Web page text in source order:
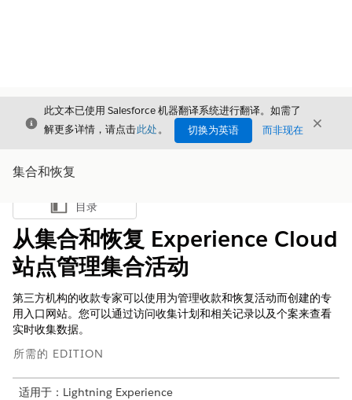
关闭
此文本已使用 Salesforce 机器翻译系统进行翻译。如需了
解更多详情，请点击此处。 切换为英语 而非现在 关闭
集合和恢复
显示目录
目录
从集合和恢复 Experience Cloud
站点管理集合活动
第三方机构的收款专家可以使用为管理收款和恢复活动而创建的专
用入口网站。您可以通过访问收集计划和相关记录以及个案来查看
实时收集数据。
所需的 EDITION
适用于：Lightning Experience